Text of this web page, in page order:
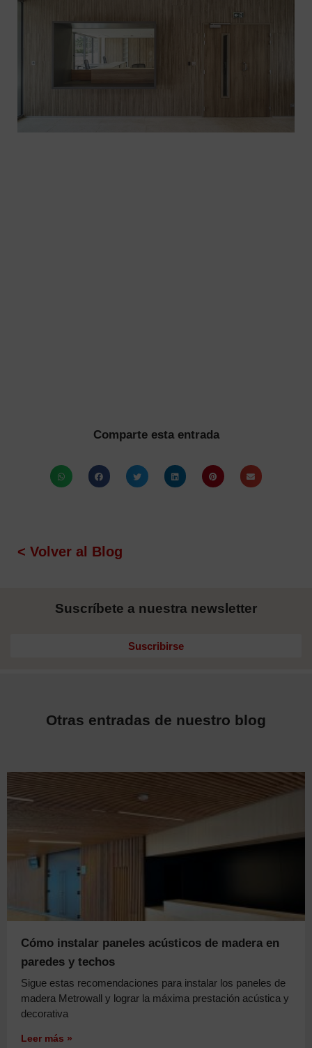
Comparte esta entrada
< Volver al Blog
Suscríbete a nuestra newsletter
Suscribirse
Otras entradas de nuestro blog
Cómo instalar paneles acústicos de madera en
paredes y techos
Sigue estas recomendaciones para instalar los paneles de
madera Metrowall y lograr la máxima prestación acústica y
decorativa
Leer más »